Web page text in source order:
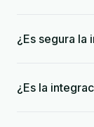
¿Es segura la
¿Es la